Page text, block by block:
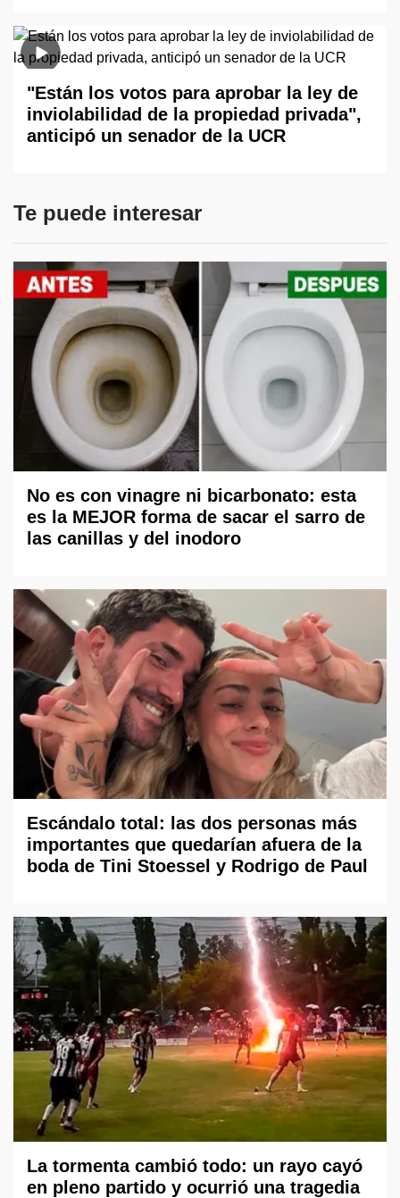
"Están los votos para aprobar la ley de
inviolabilidad de la propiedad privada",
anticipó un senador de la UCR
Te puede interesar
No es con vinagre ni bicarbonato: esta
es la MEJOR forma de sacar el sarro de
las canillas y del inodoro
Escándalo total: las dos personas más
importantes que quedarían afuera de la
boda de Tini Stoessel y Rodrigo de Paul
La tormenta cambió todo: un rayo cayó
en pleno partido y ocurrió una tragedia